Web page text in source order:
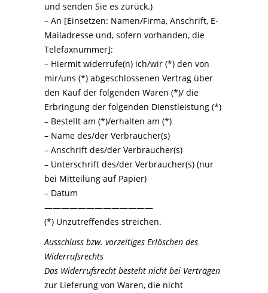
und senden Sie es zurück.)
– An [Einsetzen: Namen/Firma, Anschrift, E-
Mailadresse und, sofern vorhanden, die
Telefaxnummer]:
– Hiermit widerrufe(n) ich/wir (*) den von
mir/uns (*) abgeschlossenen Vertrag über
den Kauf der folgenden Waren (*)/ die
Erbringung der folgenden Dienstleistung (*)
– Bestellt am (*)/erhalten am (*)
– Name des/der Verbraucher(s)
– Anschrift des/der Verbraucher(s)
– Unterschrift des/der Verbraucher(s) (nur
bei Mitteilung auf Papier)
– Datum
—————————————
(*) Unzutreffendes streichen.
Ausschluss bzw. vorzeitiges Erlöschen des
Widerrufsrechts
Das Widerrufsrecht besteht nicht bei Verträgen
zur Lieferung von Waren, die nicht